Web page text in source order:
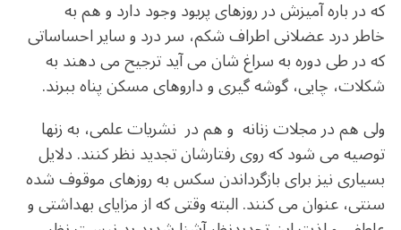
که در باره آمیزش در روزهای پریود وجود دارد و هم به
خاطر درد عضلانی اطراف شکم، سر درد و سایر احساساتی
که در طی دوره به سراغ شان می آید ترجیح می دهند به
شکلات، چایی، گوشه گیری و داروهای مسکن پناه ببرند.
ولی هم در مجلات زنانه و هم در نشریات علمی، به زنها
توصیه می شود که روی رفتارشان تجدید نظر کنند. دلایل
بسیاری نیز برای بازگرداندن سکس به روزهای موقوف شده
سنتی، عنوان می کنند. البته وقتی که از مزایای بهداشتی و